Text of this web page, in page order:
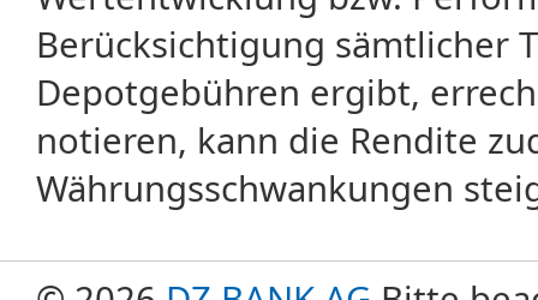
Berücksichtigung sämtlicher
Depotgebühren ergibt,
notieren, kann die Rendite
Währungsschwankungen